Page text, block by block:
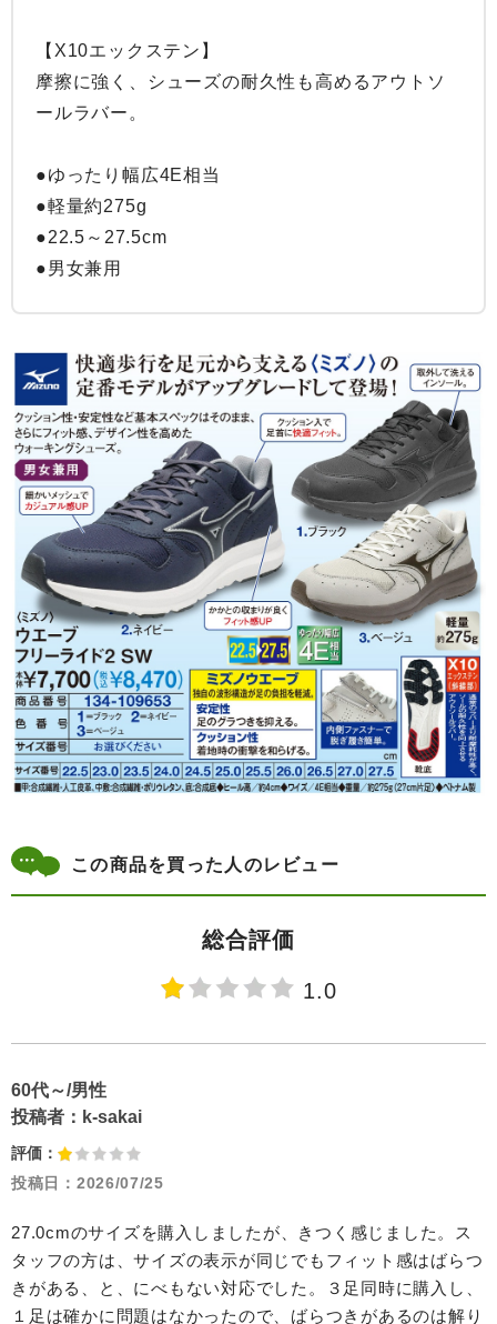
【X10エックステン】
摩擦に強く、シューズの耐久性も高めるアウトソ
ールラバー。
●ゆったり幅広4E相当
●軽量約275g
●22.5～27.5cm
●男女兼用
この商品を買った人のレビュー
総合評価
1.0
60代～/男性
投稿者： k-sakai
評価：
投稿日： 2026/07/25
27.0cmのサイズを購入しましたが、きつく感じました。ス
タッフの方は、サイズの表示が同じでもフィット感はばらつ
きがある、と、にべもない対応でした。３足同時に購入し、
１足は確かに問題はなかったので、ばらつきがあるのは解り